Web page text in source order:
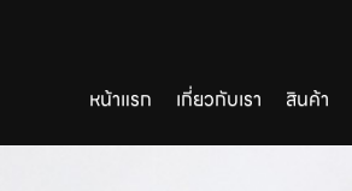
หน้าแรก เกี่ยวกับเรา สินค้า